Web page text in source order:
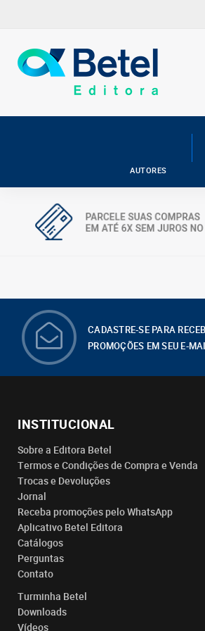
AUTORES
CADASTRE-SE PARA
PROMOÇÕES EM SEU E-
INSTITUCIONAL
Sobre a Editora Betel
Termos e Condições de Compra e Venda
Trocas e Devoluções
Jornal
Receba promoções pelo WhatsApp
Aplicativo Betel Editora
Catálogos
Perguntas
Contato
Turminha Betel
Downloads
Vídeos